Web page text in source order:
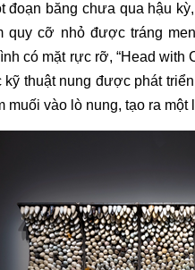
đoạn băng chưa qua hậu
quy cỡ nhỏ được tráng
có mặt rực rỡ, “Head with
kỹ thuật nung được phát
muối vào lò nung, tạo ra